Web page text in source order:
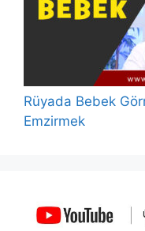
Rüyada Bebek
Emzirmek